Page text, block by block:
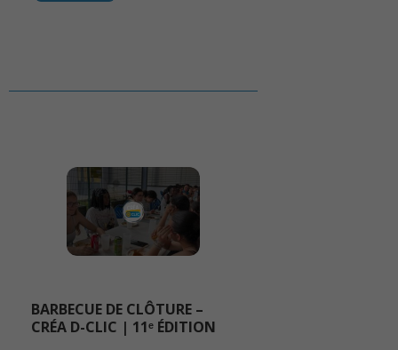
BARBECUE DE CLÔTURE –
CRÉA D-CLIC | 11ᵉ ÉDITION